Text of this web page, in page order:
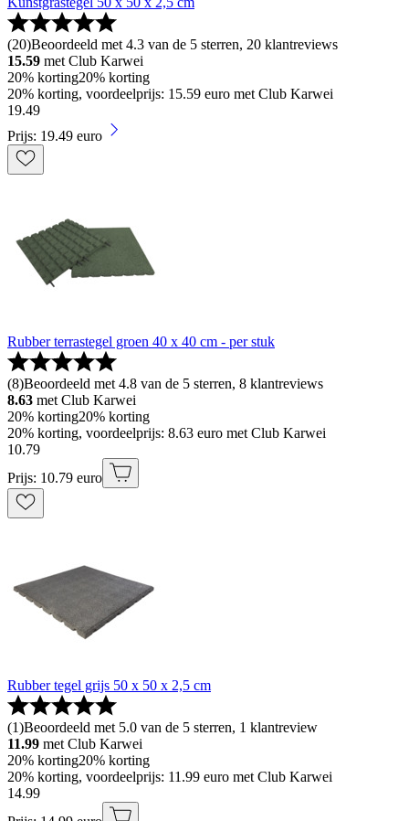
(20)Beoordeeld met 4.3 van de 5 sterren, 20 klantreviews
15.59 met Club Karwei
20% korting20% korting
20% korting, voordeelprijs: 15.59 euro met Club Karwei
19.49
Prijs: 19.49 euro
Rubber terrastegel groen 40 x 40 cm - per stuk
(8)Beoordeeld met 4.8 van de 5 sterren, 8 klantreviews
8.63 met Club Karwei
20% korting20% korting
20% korting, voordeelprijs: 8.63 euro met Club Karwei
10.79
Prijs: 10.79 euro
Rubber tegel grijs 50 x 50 x 2,5 cm
(1)Beoordeeld met 5.0 van de 5 sterren, 1 klantreview
11.99 met Club Karwei
20% korting20% korting
20% korting, voordeelprijs: 11.99 euro met Club Karwei
14.99